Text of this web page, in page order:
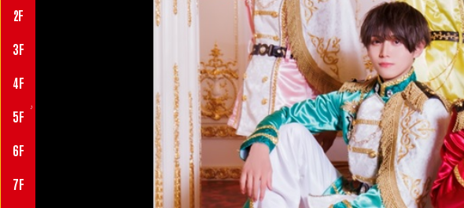
2F
3F
4F
5F
♪
6F
7F